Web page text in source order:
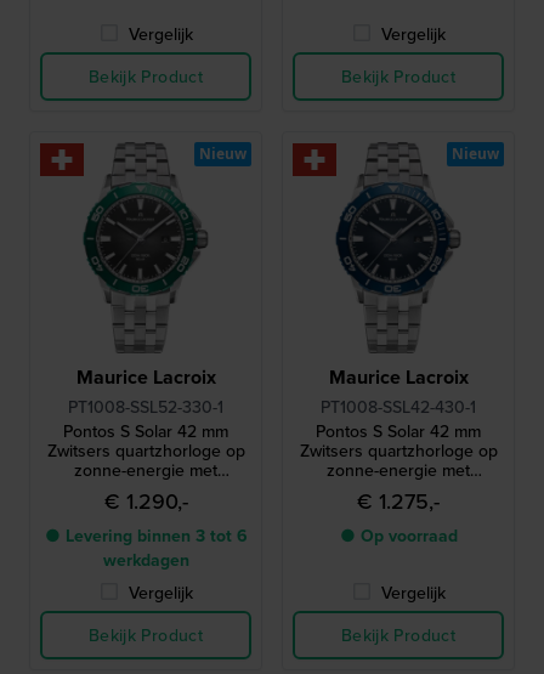
Vergelijk
Bekijk Product
Vergelijk
Bekijk Product
Maurice Lacroix
PT1008-SSL52-330-1
Pontos S Solar 42 mm
Zwitsers quartzhorloge op
zonne-energie met
aluminium lunette
€ 1.290,-
● Levering binnen 3 tot 6
werkdagen
Vergelijk
Bekijk Product
Nieuw
Maurice Lacroix
PT1008-SSL42-430-1
Pontos S Solar 42 mm
Zwitsers quartzhorloge op
zonne-energie met
aluminium lunette
€ 1.275,-
● Op voorraad
Vergelijk
Bekijk Product
Nieuw